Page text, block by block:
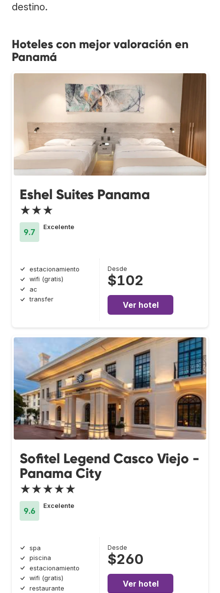
destino.
Hoteles con mejor valoración en
Panamá
Eshel Suites Panama
★★★
9.7
Excelente
estacionamiento
wifi (gratis)
ac
transfer
Desde
$102
Ver hotel
Sofitel Legend Casco Viejo -
Panama City
★★★★★
9.6
Excelente
spa
piscina
estacionamiento
wifi (gratis)
restaurante
Desde
$260
Ver hotel